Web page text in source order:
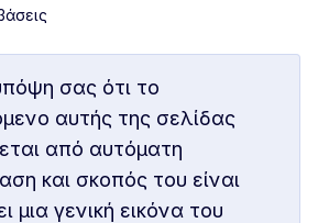
σας ότι το
αυτής της σελίδας
από αυτόματη
και σκοπός του είναι
μια γενική εικόνα του